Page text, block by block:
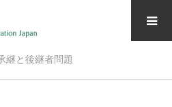
継と後継者問題